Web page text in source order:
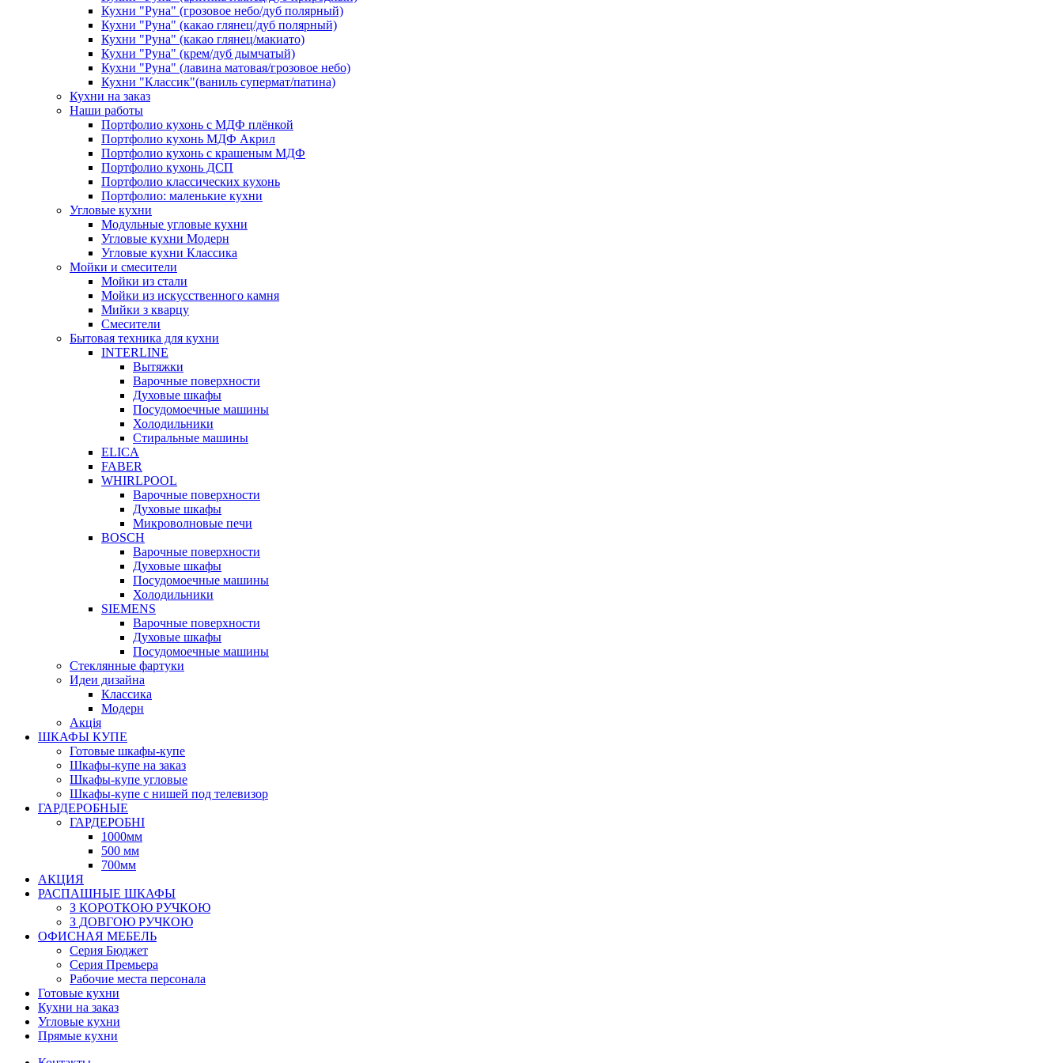
Кухни "Руна" (грозовое небо/дуб полярный)
Кухни "Руна" (какао глянец/дуб полярный)
Кухни "Руна" (какао глянец/макиато)
Кухни "Руна" (крем/дуб дымчатый)
Кухни "Руна" (лавина матовая/грозовое небо)
Кухни "Классик"(ваниль супермат/патина)
Кухни на заказ
Наши работы
Портфолио кухонь с МДФ плёнкой
Портфолио кухонь МДФ Акрил
Портфолио кухонь с крашеным МДФ
Портфолио кухонь ДСП
Портфолио классических кухонь
Портфолио: маленькие кухни
Угловые кухни
Модульные угловые кухни
Угловые кухни Модерн
Угловые кухни Классика
Мойки и смесители
Мойки из стали
Мойки из искусственного камня
Мийки з кварцу
Смесители
Бытовая техника для кухни
INTERLINE
Вытяжки
Варочные поверхности
Духовые шкафы
Посудомоечные машины
Холодильники
Стиральные машины
ELICA
FABER
WHIRLPOOL
Варочные поверхности
Духовые шкафы
Микроволновые печи
BOSCH
Варочные поверхности
Духовые шкафы
Посудомоечные машины
Холодильники
SIEMENS
Варочные поверхности
Духовые шкафы
Посудомоечные машины
Стеклянные фартуки
Идеи дизайна
Класcика
Модерн
Акція
ШКАФЫ КУПЕ
Готовые шкафы-купе
Шкафы-купе на заказ
Шкафы-купе угловые
Шкафы-купе с нишей под телевизор
ГАРДЕРОБНЫЕ
ГАРДЕРОБНІ
1000мм
500 мм
700мм
АКЦИЯ
РАСПАШНЫЕ ШКАФЫ
З КОРОТКОЮ РУЧКОЮ
З ДОВГОЮ РУЧКОЮ
ОФИСНАЯ МЕБЕЛЬ
Серия Бюджет
Серия Премьера
Рабочие места персонала
Готовые кухни
Кухни на заказ
Угловые кухни
Прямые кухни